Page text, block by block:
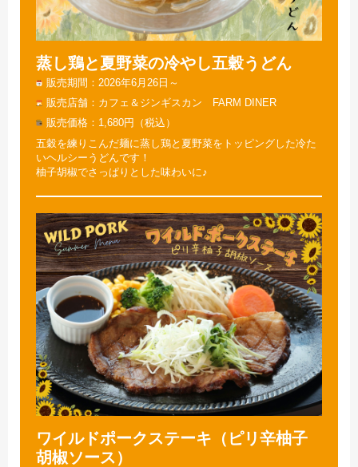
蒸し鶏と夏野菜の冷やし五穀うどん
販売期間
2026年6月26日～
販売店舗
カフェ＆ジンギスカン FARM DINER
販売価格
1,680円（税込）
五穀を練りこんだ麺に蒸し鶏と夏野菜をトッピングした冷た
いヘルシーうどんです！
柚子胡椒でさっぱりとした味わいに♪
ワイルドポークステーキ（ピリ辛柚子
胡椒ソース）